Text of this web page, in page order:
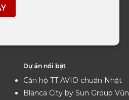
Dự án nổi bật
Căn hộ TT AVIO chuẩn Nhật
Blanca City by Sun Group